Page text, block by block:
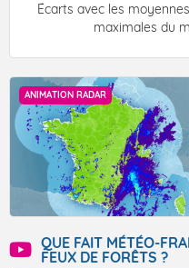
Écarts avec les
maximales du
ANIMATION RADAR
QUE FAIT MÉTÉO-
FEUX DE FORÊTS ?